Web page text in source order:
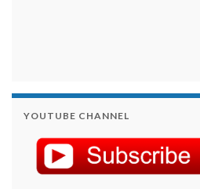
YOUTUBE CHANNEL